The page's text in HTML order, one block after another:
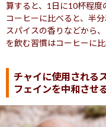
算すると、1日に10杯程度
コーヒーに比べると、半
スパイスの香りなどから
を飲む習慣はコーヒーに
チャイに使用される
フェインを中和させ